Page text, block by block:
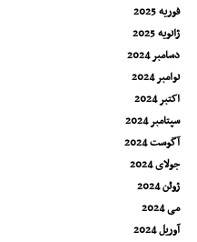
فوریه 2025
ژانویه 2025
دسامبر 2024
نوامبر 2024
اکتبر 2024
سپتامبر 2024
آگوست 2024
جولای 2024
ژوئن 2024
می 2024
آوریل 2024